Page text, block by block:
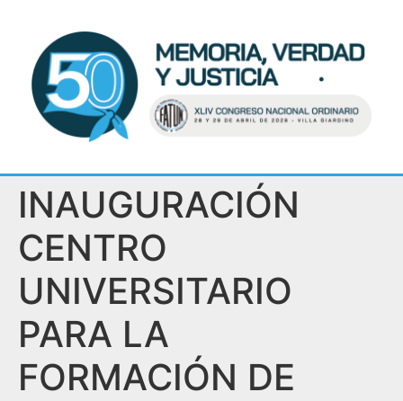
INAUGURACIÓN
CENTRO
UNIVERSITARIO
PARA LA
FORMACIÓN DE